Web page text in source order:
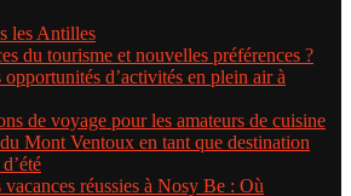
les Antilles
du tourisme et nouvelles préférences ?
d’activités en plein air à
de voyage pour les amateurs de cuisine
Mont Ventoux en tant que destination
réussies à Nosy Be : Où